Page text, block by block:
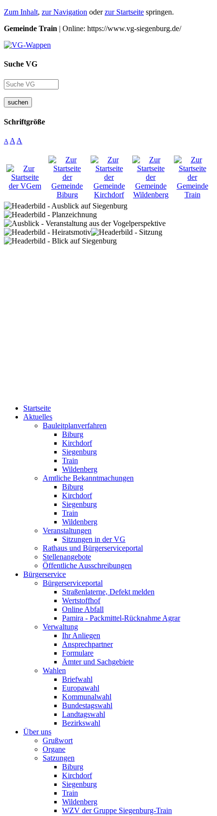
Zum Inhalt, zur Navigation oderzur Startseite springen.
Gemeinde Train | Online: https://www.vg-siegenburg.de/
Suche VG
suchen
Schriftgröße
A A A
Startseite
Aktuelles
Bauleitplanverfahren
Biburg
Kirchdorf
Siegenburg
Train
Wildenberg
Amtliche Bekanntmachungen
Biburg
Kirchdorf
Siegenburg
Train
Wildenberg
Veranstaltungen
Sitzungen in der VG
Rathaus und Bürgerserviceportal
Stellenangebote
Öffentliche Ausschreibungen
Bürgerservice
Bürgerserviceportal
Straßenlaterne, Defekt melden
Wertstoffhof
Online Abfall
Pamira - Packmittel-Rücknahme Agrar
Verwaltung
Ihr Anliegen
Ansprechpartner
Formulare
Ämter und Sachgebiete
Wahlen
Briefwahl
Europawahl
Kommunalwahl
Bundestagswahl
Landtagswahl
Bezirkswahl
Über uns
Grußwort
Organe
Satzungen
Biburg
Kirchdorf
Siegenburg
Train
Wildenberg
WZV der Gruppe Siegenburg-Train